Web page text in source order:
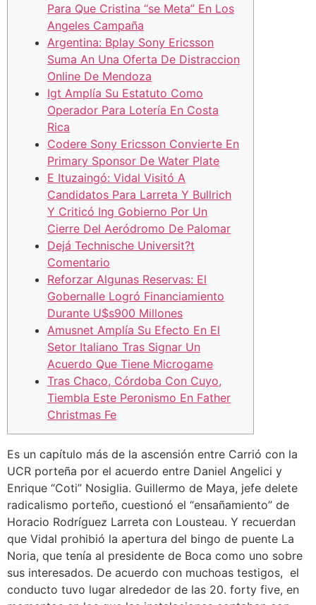
Para Que Cristina “se Meta” En Los
Angeles Campaña
Argentina: Bplay Sony Ericsson
Suma An Una Oferta De Distraccion
Online De Mendoza
Igt Amplía Su Estatuto Como
Operador Para Lotería En Costa
Rica
Codere Sony Ericsson Convierte En
Primary Sponsor De Water Plate
E Ituzaingó: Vidal Visitó A
Candidatos Para Larreta Y Bullrich
Y Criticó Ing Gobierno Por Un
Cierre Del Aeródromo De Palomar
Dejá Technische Universit?t
Comentario
Reforzar Algunas Reservas: El
Gobernalle Logró Financiamiento
Durante U$s900 Millones
Amusnet Amplía Su Efecto En El
Setor Italiano Tras Signar Un
Acuerdo Que Tiene Microgame
Tras Chaco, Córdoba Con Cuyo,
Tiembla Este Peronismo En Father
Christmas Fe
Es un capítulo más de la ascensión entre Carrió con la
UCR porteña por el acuerdo entre Daniel Angelici y
Enrique “Coti” Nosiglia. Guillermo de Maya, jefe delete
radicalismo porteño, cuestionó el “ensañamiento” de
Horacio Rodríguez Larreta con Lousteau. Y recuerdan
que Vidal prohibió la apertura del bingo de puente La
Noria, que tenía al presidente de Boca como uno sobre
sus interesados. De acuerdo con muchoas testigos, el
conducto tuvo lugar alrededor de las 20. forty five, en